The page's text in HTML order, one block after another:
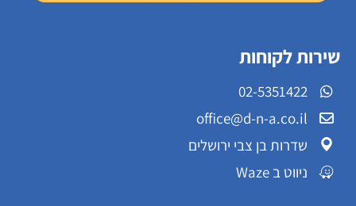
שירות לקוחות
02-5351422
office@d-n-a.co.il
שדרות בן צבי ירושלים
ניווט ב Waze